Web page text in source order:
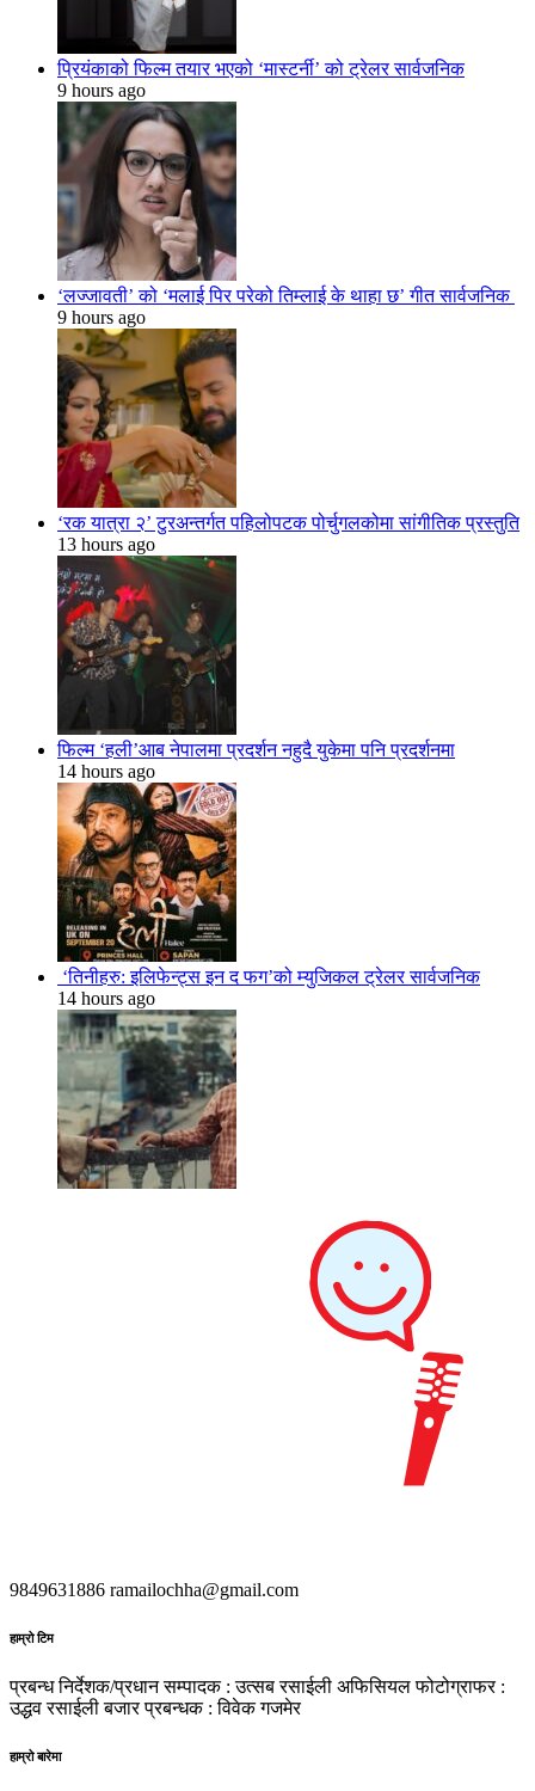
प्रियंकाको फिल्म तयार भएको ‘मास्टर्नी’ को ट्रेलर सार्वजनिक
9 hours ago
‘लज्जावती’ को ‘मलाई पिर परेको तिम्लाई के थाहा छ’ गीत सार्वजनिक
9 hours ago
‘रक यात्रा २’ टुरअन्तर्गत पहिलोपटक पोर्चुगलकोमा सांगीतिक प्रस्तुति
13 hours ago
फिल्म ‘हली’आब नेपालमा प्रदर्शन नहुदै युकेमा पनि प्रदर्शनमा
14 hours ago
‘तिनीहरु: इलिफेन्ट्स इन द फग’को म्युजिकल ट्रेलर सार्वजनिक
14 hours ago
9849631886 ramailochha@gmail.com
हाम्रो टिम
प्रबन्ध निर्देशक/प्रधान सम्पादक : उत्सब रसाईली अफिसियल फोटोग्राफर :
उद्धव रसाईली बजार प्रबन्धक : विवेक गजमेर
हाम्रो बारेमा